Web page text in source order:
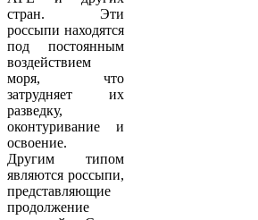
стран. Эти
россыпи находятся
под постоянным
воздействием
моря, что
затрудняет их
разведку,
оконтуривание и
освоение.
Другим типом
являются россыпи,
представляющие
продолжение